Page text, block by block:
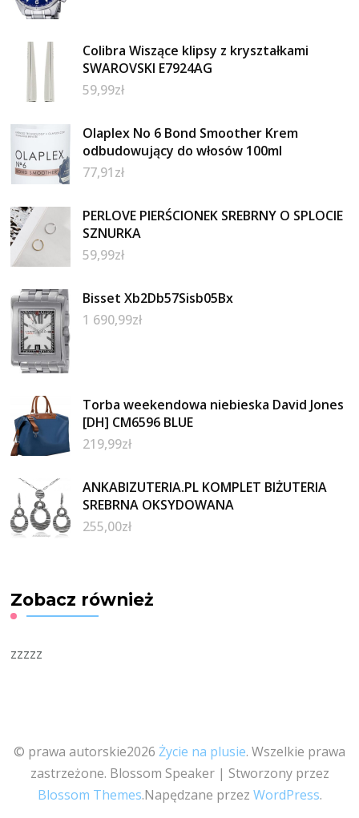
Colibra Wiszące klipsy z kryształkami
SWAROVSKI E7924AG
59,99zł
Olaplex No 6 Bond Smoother Krem
odbudowujący do włosów 100ml
77,91zł
PERLOVE PIERŚCIONEK SREBRNY O SPLOCIE
SZNURKA
59,99zł
Bisset Xb2Db57Sisb05Bx
1 690,99zł
Torba weekendowa niebieska David Jones
[DH] CM6596 BLUE
219,99zł
ANKABIZUTERIA.PL KOMPLET BIŻUTERIA
SREBRNA OKSYDOWANA
255,00zł
Zobacz również
zzzzz
© prawa autorskie2026 Życie na plusie. Wszelkie prawa
zastrzeżone. Blossom Speaker | Stworzony przez
Blossom Themes.Napędzane przez WordPress.